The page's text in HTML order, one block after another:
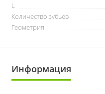
L
Количество зубьев
Геометрия
Информация